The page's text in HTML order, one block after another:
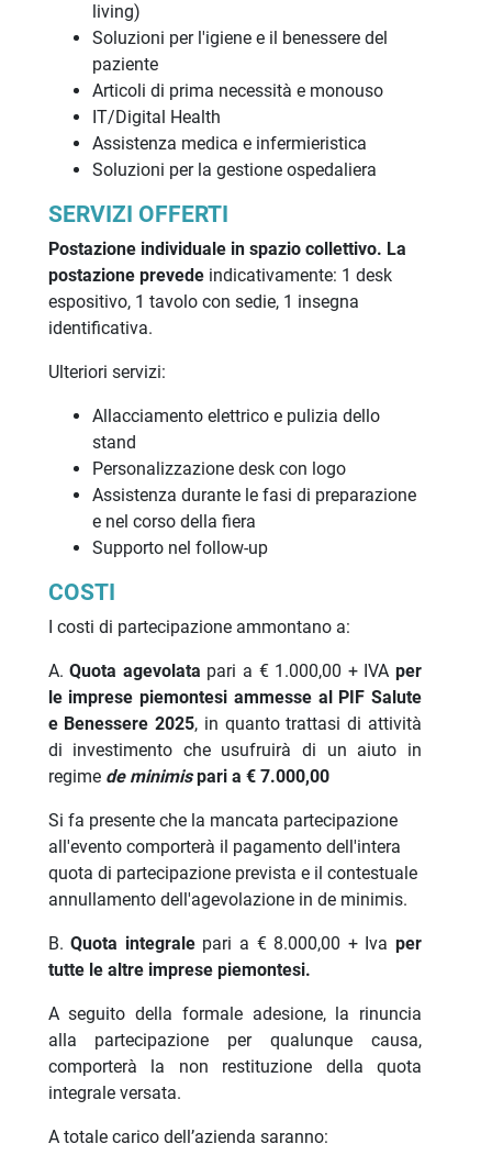
living)
Soluzioni per l'igiene e il benessere del
paziente
Articoli di prima necessità e monouso
IT/Digital Health
Assistenza medica e infermieristica
Soluzioni per la gestione ospedaliera
SERVIZI OFFERTI
Postazione individuale in spazio collettivo. La
postazione prevede indicativamente: 1 desk
espositivo, 1 tavolo con sedie, 1 insegna
identificativa.
Ulteriori servizi:
Allacciamento elettrico e pulizia dello
stand
Personalizzazione desk con logo
Assistenza durante le fasi di preparazione
e nel corso della fiera
Supporto nel follow-up
COSTI
I costi di partecipazione ammontano a:
A.Quota agevolata pari a € 1.000,00 + IVAper
le imprese piemontesi ammesse al PIF Salute
e Benessere 2025, in quanto trattasi di attività
di investimento che usufruirà di un aiuto in
regime de minimispari a € 7.000,00
Si fa presente che la mancata partecipazione
all'evento comporterà il pagamento dell'intera
quota di partecipazione prevista e il contestuale
annullamento dell'agevolazione in de minimis.
B.Quota integralepari a € 8.000,00 + Ivaper
tutte le altre imprese piemontesi.
A seguito della formale adesione, la rinuncia
alla partecipazione per qualunque causa,
comporterà la non restituzione della quota
integrale versata.
A totale carico dell’azienda saranno: